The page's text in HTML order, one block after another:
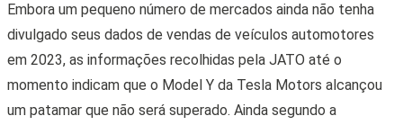
Embora um pequeno número de mercados ainda não tenha
divulgado seus dados de vendas de veículos automotores
em 2023, as informações recolhidas pela JATO até o
momento indicam que o Model Y da Tesla Motors alcançou
um patamar que não será superado. Ainda segundo a